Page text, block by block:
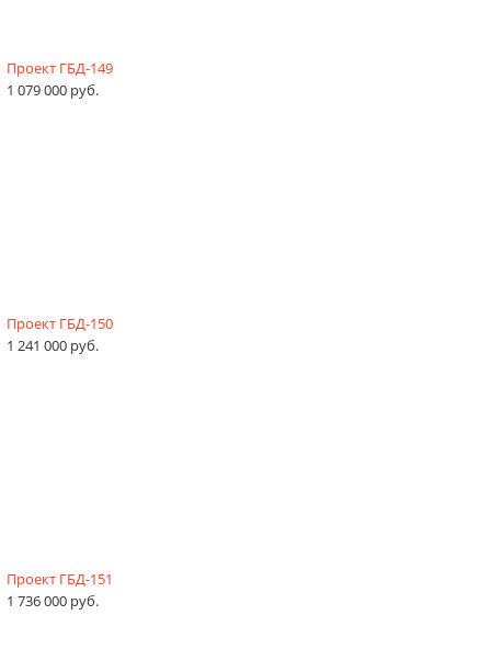
Проект ГБД-149
1 079 000 руб.
Проект ГБД-150
1 241 000 руб.
Проект ГБД-151
1 736 000 руб.